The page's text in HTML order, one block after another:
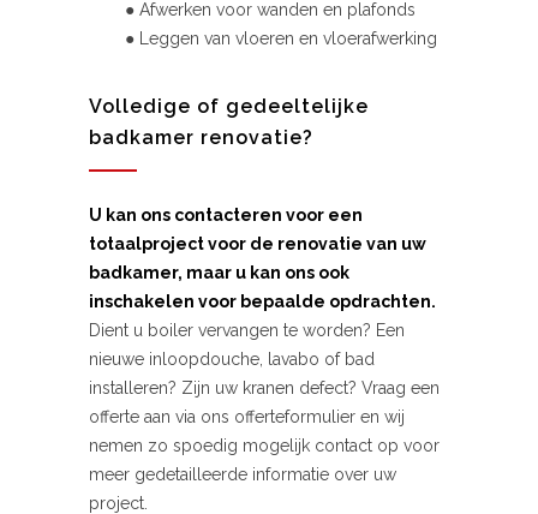
● Afwerken voor wanden en plafonds
● Leggen van vloeren en vloerafwerking
Volledige of gedeeltelijke
badkamer renovatie?
U kan ons contacteren voor een
totaalproject voor de renovatie van uw
badkamer, maar u kan ons ook
inschakelen voor bepaalde opdrachten.
Dient u boiler vervangen te worden? Een
nieuwe inloopdouche, lavabo of bad
installeren? Zijn uw kranen defect? Vraag een
offerte aan via ons offerteformulier en wij
nemen zo spoedig mogelijk contact op voor
meer gedetailleerde informatie over uw
project.